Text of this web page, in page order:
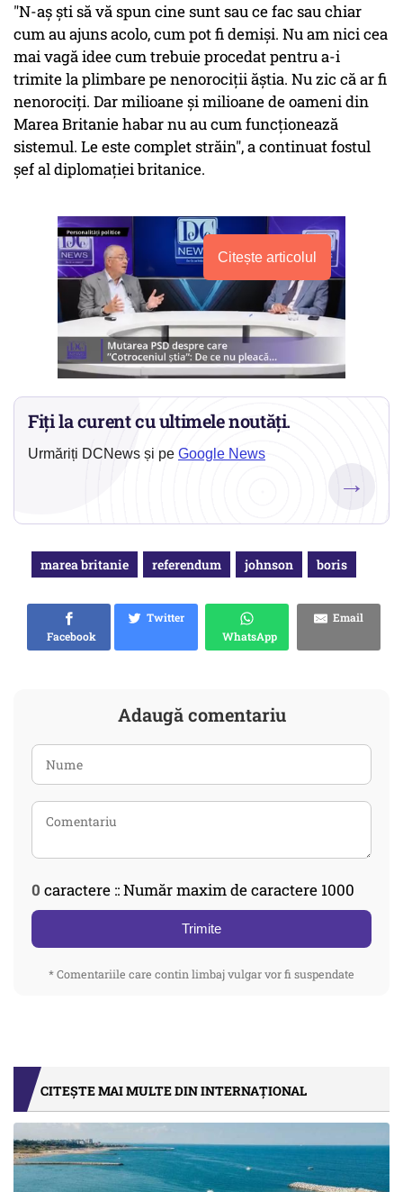
"N-aş şti să vă spun cine sunt sau ce fac sau chiar
cum au ajuns acolo, cum pot fi demişi. Nu am nici cea
mai vagă idee cum trebuie procedat pentru a-i
trimite la plimbare pe nenorociţii ăştia. Nu zic că ar fi
nenorociţi. Dar milioane şi milioane de oameni din
Marea Britanie habar nu au cum funcţionează
sistemul. Le este complet străin", a continuat fostul
şef al diplomaţiei britanice.
Citește articolul
Fiți la curent cu ultimele noutăți.
Urmăriți DCNews și pe Google News
→
marea britanie referendum johnson boris
Facebook
Twitter
WhatsApp
Email
Adaugă comentariu
0 caractere :: Număr maxim de caractere 1000
Trimite
* Comentariile care contin limbaj vulgar vor fi suspendate
CITEȘTE MAI MULTE DIN INTERNAȚIONAL